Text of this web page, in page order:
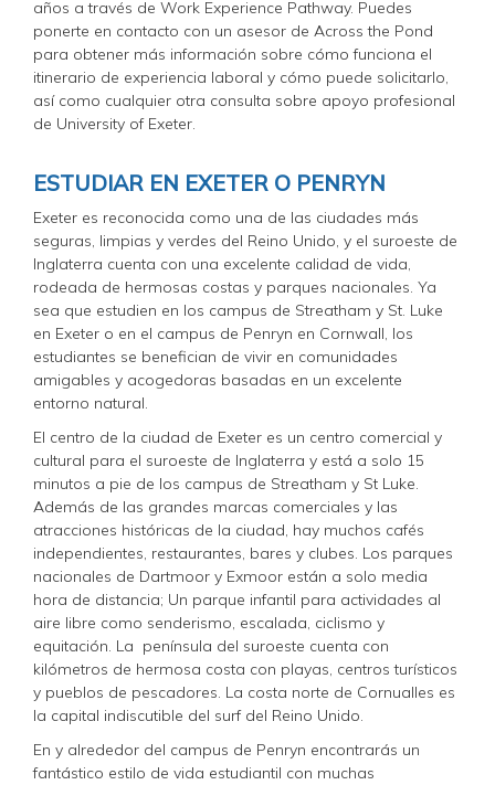
años a través de Work Experience Pathway. Puedes
ponerte en contacto con un asesor de Across the Pond
para obtener más información sobre cómo funciona el
itinerario de experiencia laboral y cómo puede solicitarlo,
así como cualquier otra consulta sobre apoyo profesional
de University of Exeter.
ESTUDIAR EN EXETER O PENRYN
Exeter es reconocida como una de las ciudades más
seguras, limpias y verdes del Reino Unido, y el suroeste de
Inglaterra cuenta con una excelente calidad de vida,
rodeada de hermosas costas y parques nacionales. Ya
sea que estudien en los campus de Streatham y St. Luke
en Exeter o en el campus de Penryn en Cornwall, los
estudiantes se benefician de vivir en comunidades
amigables y acogedoras basadas en un excelente
entorno natural.
El centro de la ciudad de Exeter es un centro comercial y
cultural para el suroeste de Inglaterra y está a solo 15
minutos a pie de los campus de Streatham y St Luke.
Además de las grandes marcas comerciales y las
atracciones históricas de la ciudad, hay muchos cafés
independientes, restaurantes, bares y clubes. Los parques
nacionales de Dartmoor y Exmoor están a solo media
hora de distancia; Un parque infantil para actividades al
aire libre como senderismo, escalada, ciclismo y
equitación. La península del suroeste cuenta con
kilómetros de hermosa costa con playas, centros turísticos
y pueblos de pescadores. La costa norte de Cornualles es
la capital indiscutible del surf del Reino Unido.
En y alrededor del campus de Penryn encontrarás un
fantástico estilo de vida estudiantil con muchas